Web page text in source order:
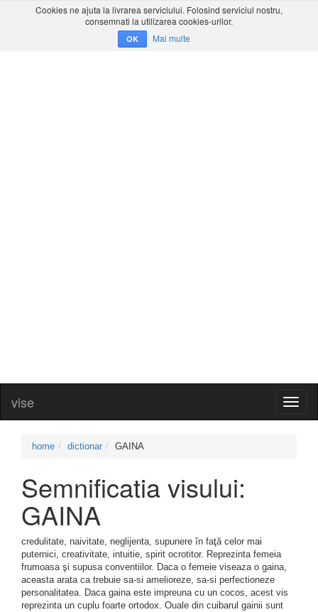
Cookies ne ajuta la livrarea serviciului. Folosind serviciul nostru,
consemnati la utilizarea cookies-urilor.
OK Mai multe
vise
home dictionar GAINA
Semnificatia visului:
GAINA
credulitate, naivitate, neglijenta, supunere în faţă celor mai
puternici, creativitate, intuitie, spirit ocrotitor. Reprezinta femeia
frumoasa şi supusa conventiilor. Daca o femeie viseaza o gaina,
aceasta arata ca trebuie sa-si amelioreze, sa-si perfectioneze
personalitatea. Daca gaina este impreuna cu un cocos, acest vis
reprezinta un cuplu foarte ortodox. Ouale din cuibarul gainii sunt